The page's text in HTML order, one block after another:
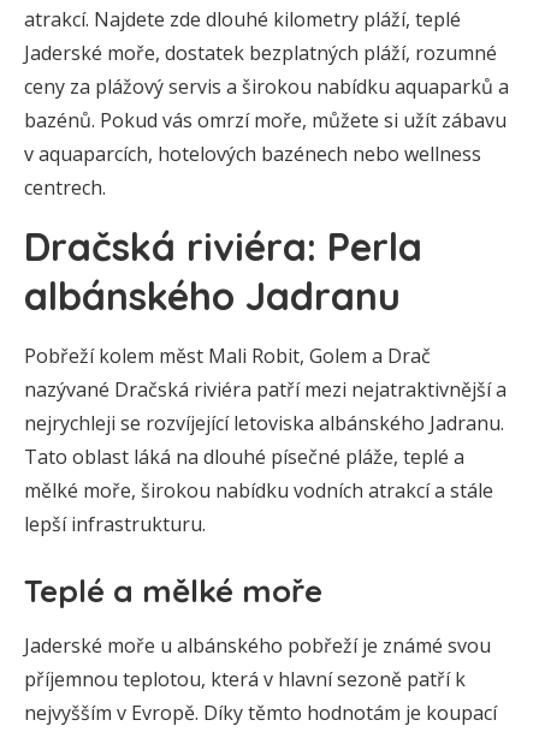
atrakcí. Najdete zde dlouhé kilometry pláží, teplé
Jaderské moře, dostatek bezplatných pláží, rozumné
ceny za plážový servis a širokou nabídku aquaparků a
bazénů. Pokud vás omrzí moře, můžete si užít zábavu
v aquaparcích, hotelových bazénech nebo wellness
centrech.
Dračská riviéra: Perla
albánského Jadranu
Pobřeží kolem měst Mali Robit, Golem a Drač
nazývané Dračská riviéra patří mezi nejatraktivnější a
nejrychleji se rozvíjející letoviska albánského Jadranu.
Tato oblast láká na dlouhé písečné pláže, teplé a
mělké moře, širokou nabídku vodních atrakcí a stále
lepší infrastrukturu.
Teplé a mělké moře
Jaderské moře u albánského pobřeží je známé svou
příjemnou teplotou, která v hlavní sezoně patří k
nejvyšším v Evropě. Díky těmto hodnotám je koupací